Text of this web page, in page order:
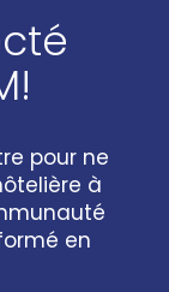
pour ne
à
en